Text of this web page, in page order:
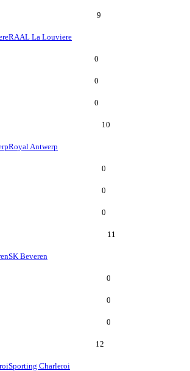
9
RAAL La Louviere
0
0
0
10
Royal Antwerp
0
0
0
11
SK Beveren
0
0
0
12
Sporting Charleroi